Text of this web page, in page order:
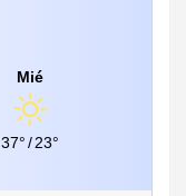
Mié
37°/23°